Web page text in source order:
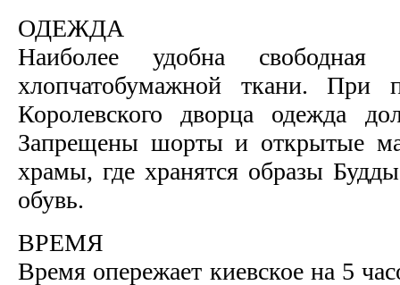
ОДЕЖДА
Наиболее удобна
хлопчатобумажной ткани. При
Королевского дворца одежда
Запрещены шорты и открытые
храмы, где хранятся образы
обувь.
ВРЕМЯ
Время опережает киевское на 5